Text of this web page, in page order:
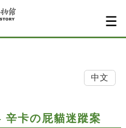
中文
辛卡の屁貓迷蹤案